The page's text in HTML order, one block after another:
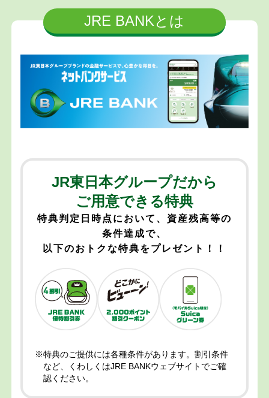
JRE BANKとは
JR東日本グループだから
ご用意できる特典
特典判定日時点において、資産残高等の
条件達成で、
以下のおトクな特典をプレゼント！！
※特典のご提供には各種条件があります。割引条件
など、くわしくはJRE BANKウェブサイトでご確
認ください。